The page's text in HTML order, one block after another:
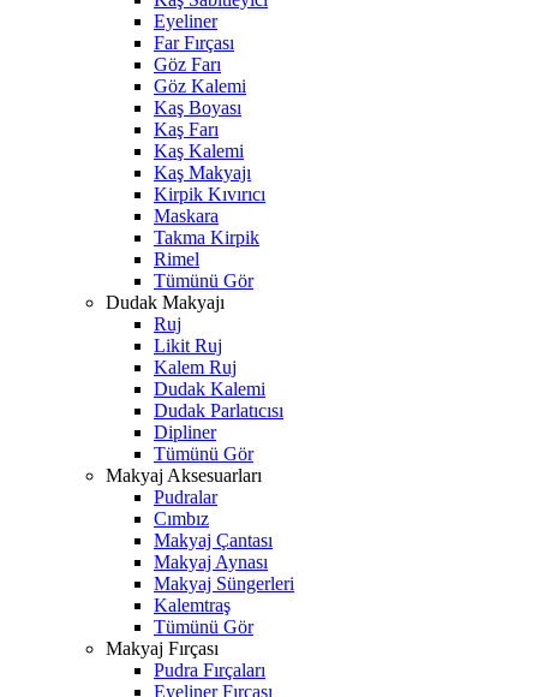
Eyeliner
Far Fırçası
Göz Farı
Göz Kalemi
Kaş Boyası
Kaş Farı
Kaş Kalemi
Kaş Makyajı
Kirpik Kıvırıcı
Maskara
Takma Kirpik
Rimel
Tümünü Gör
Dudak Makyajı
Ruj
Likit Ruj
Kalem Ruj
Dudak Kalemi
Dudak Parlatıcısı
Dipliner
Tümünü Gör
Makyaj Aksesuarları
Pudralar
Cımbız
Makyaj Çantası
Makyaj Aynası
Makyaj Süngerleri
Kalemtraş
Tümünü Gör
Makyaj Fırçası
Pudra Fırçaları
Eyeliner Fırçası